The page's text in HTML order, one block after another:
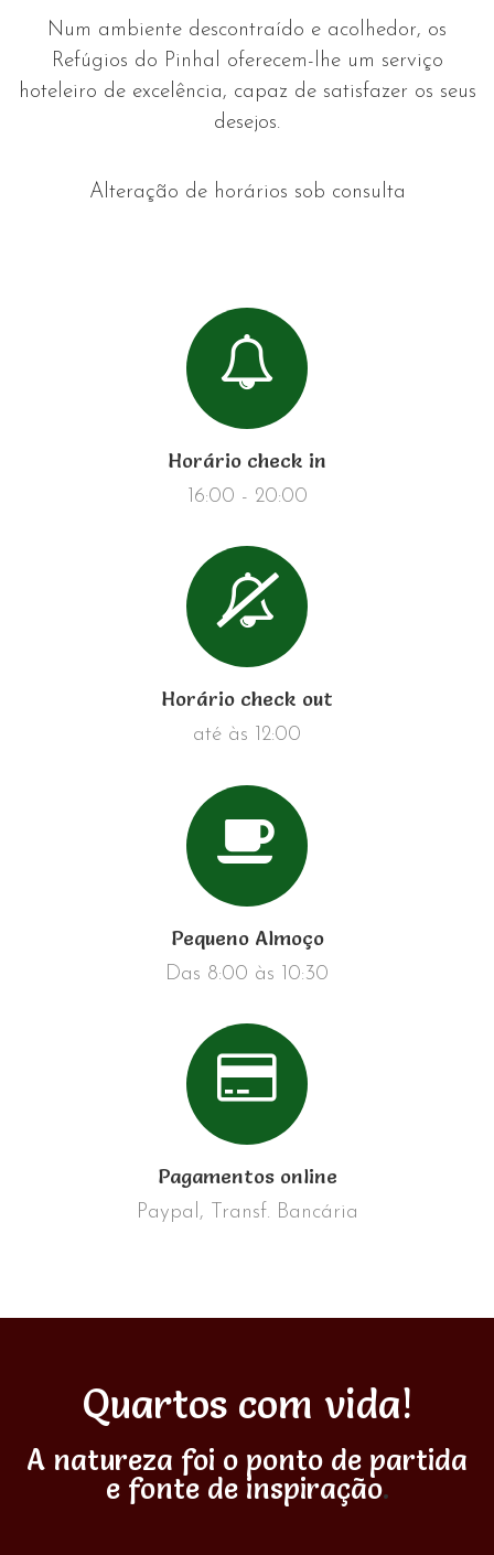
Num ambiente descontraído e acolhedor, os
Refúgios do Pinhal oferecem-lhe um serviço
hoteleiro de excelência, capaz de satisfazer os seus
desejos.
Alteração de horários sob consulta
Horário check in
16:00 - 20:00
Horário check out
até às 12:00
Pequeno Almoço
Das 8:00 às 10:30
Pagamentos online
Paypal, Transf. Bancária
Quartos com vida!
A natureza foi o ponto de partida
e fonte de inspiração.